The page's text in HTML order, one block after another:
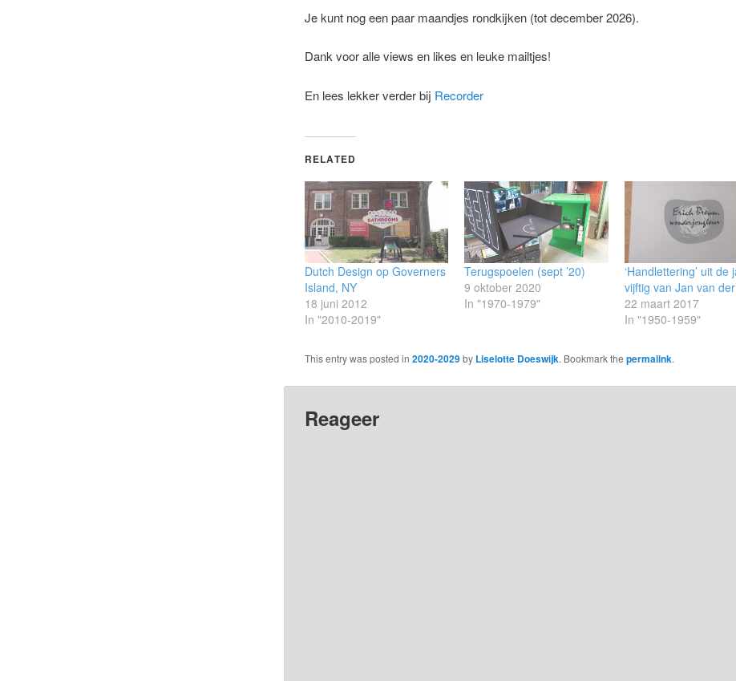
Je kunt nog een paar maandjes rondkijken (tot december 2026).
Dank voor alle views en likes en leuke mailtjes!
En lees lekker verder bij Recorder
RELATED
Dutch Design op Governers
Island, NY
18 juni 2012
In "2010-2019"
Terugspoelen (sept ’20)
9 oktober 2020
In "1970-1979"
‘Handlettering’ uit de
vijftig van Jan van
22 maart 2017
In "1950-1959"
This entry was posted in 2020-2029by Liselotte Doeswijk. Bookmark the permalink.
Reageer